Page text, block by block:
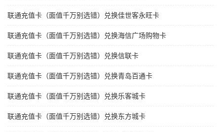
联通充值卡（面值千万别选错）兑换佳世客永旺卡
联通充值卡（面值千万别选错）兑换海信广场购物卡
联通充值卡（面值千万别选错）兑换信联卡
联通充值卡（面值千万别选错）兑换青岛百通卡
联通充值卡（面值千万别选错）兑换乐客城卡
联通充值卡（面值千万别选错）兑换东方城卡